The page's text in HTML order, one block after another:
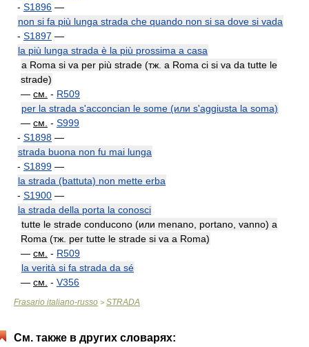
- S1896 —
non si fa più lunga strada che quando non si sa dove si vada
- S1897 —
la più lunga strada è la più prossima a casa
a Roma si va per più strade (тж. a Roma ci si va da tutte le
strade)
— см. - R509
per la strada s'acconcian le some (или s'aggiusta la soma)
— см. - S999
- S1898 —
strada buona non fu mai lunga
- S1899 —
la strada (battuta) non mette erba
- S1900 —
la strada della porta la conosci
tutte le strade conducono (или menano, portano, vanno) a
Roma (тж. per tutte le strade si va a Roma)
— см. - R509
la verità si fa strada da sé
— см. - V356
Frasario italiano-russo > STRADA
См. также в других словарях: